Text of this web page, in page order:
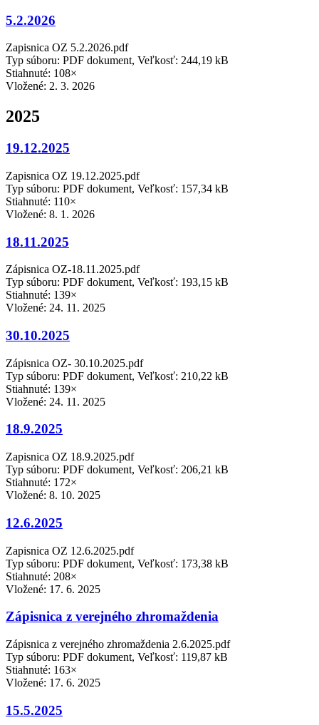
5.2.2026
Zapisnica OZ 5.2.2026.pdf
Typ súboru: PDF dokument, Veľkosť: 244,19 kB
Stiahnuté: 108×
Vložené: 2. 3. 2026
2025
19.12.2025
Zapisnica OZ 19.12.2025.pdf
Typ súboru: PDF dokument, Veľkosť: 157,34 kB
Stiahnuté: 110×
Vložené: 8. 1. 2026
18.11.2025
Zápisnica OZ-18.11.2025.pdf
Typ súboru: PDF dokument, Veľkosť: 193,15 kB
Stiahnuté: 139×
Vložené: 24. 11. 2025
30.10.2025
Zápisnica OZ- 30.10.2025.pdf
Typ súboru: PDF dokument, Veľkosť: 210,22 kB
Stiahnuté: 139×
Vložené: 24. 11. 2025
18.9.2025
Zapisnica OZ 18.9.2025.pdf
Typ súboru: PDF dokument, Veľkosť: 206,21 kB
Stiahnuté: 172×
Vložené: 8. 10. 2025
12.6.2025
Zapisnica OZ 12.6.2025.pdf
Typ súboru: PDF dokument, Veľkosť: 173,38 kB
Stiahnuté: 208×
Vložené: 17. 6. 2025
Zápisnica z verejného zhromaždenia
Zápisnica z verejného zhromaždenia 2.6.2025.pdf
Typ súboru: PDF dokument, Veľkosť: 119,87 kB
Stiahnuté: 163×
Vložené: 17. 6. 2025
15.5.2025